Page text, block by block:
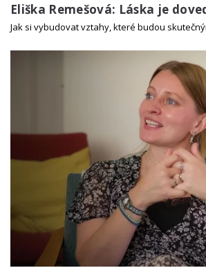
Eliška Remešová: Láska je
Jak si vybudovat vztahy, které budou